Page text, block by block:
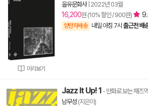
미리보기
을유문화사| 2022년 03월
16,200원 (10% 할인 / 900원)
양탄자배송 내일 아침 7시 출근전 배
Jazz It Up! 1 - 만화로 보는 재즈
남무성 (지은이)